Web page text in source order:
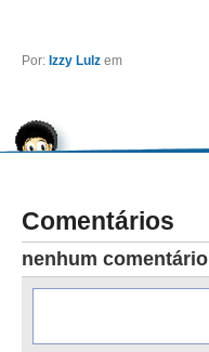
Por: Izzy Lulz em
Comentários
nenhum comentário